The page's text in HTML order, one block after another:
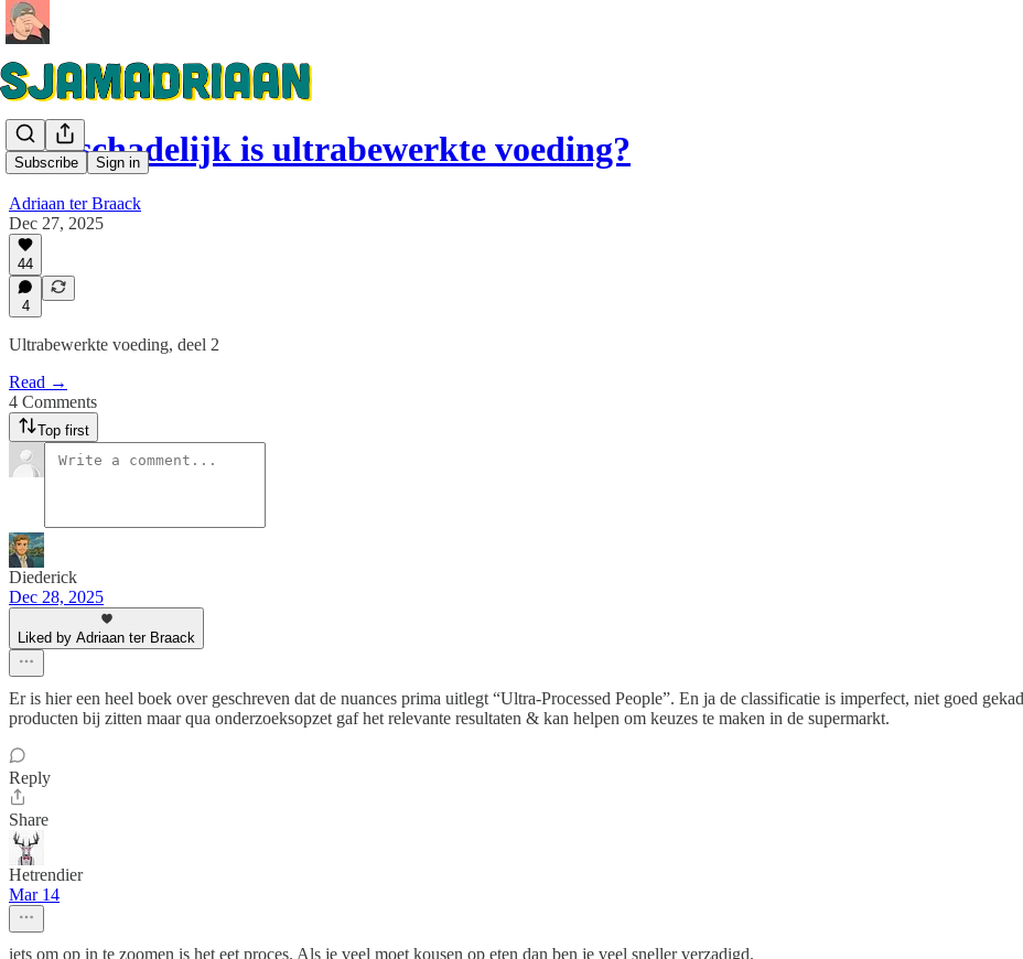
Subscribe Sign in
Hoe schadelijk is ultrabewerkte voeding?
Adriaan ter Braack
Dec 27, 2025
44
4
Ultrabewerkte voeding, deel 2
Read →
4 Comments
Top first
Diederick
Dec 28, 2025
Liked by Adriaan ter Braack
Er is hier een heel boek over geschreven dat de nuances prima uitlegt “Ultra-Processed People”. En ja de classificatie is imperfect, niet goed
producten bij zitten maar qua onderzoeksopzet gaf het relevante resultaten & kan helpen om keuzes te maken in de supermarkt.
Reply
Share
Hetrendier
Mar 14
iets om op in te zoomen is het eet proces. Als je veel moet kousen op eten dan ben je veel sneller verzadigd.